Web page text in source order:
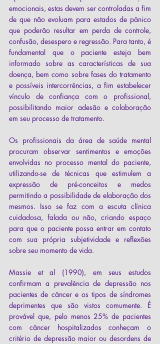
emocionais, estas devem ser controladas a fim
de que não evoluam para estados de pânico
que poderão resultar em perda de controle,
confusão, desespero e regressão. Para tanto, é
fundamental que o paciente esteja bem
informado sobre as características de sua
doença, bem como sobre fases do tratamento
e possíveis intercorrências, a fim estabelecer
vínculo de confiança com o profissional,
possibilitando maior adesão e colaboração
em seu processo de tratamento.
Os profissionais da área de saúde mental
procuram observar sentimentos e emoções
envolvidas no processo mental do paciente,
utilizando-se de técnicas que estimulem a
expressão de pré-conceitos e medos
permitindo a possibilidade de elaboração dos
mesmos. Isso se faz com a escuta clínica
cuidadosa, falada ou não, criando espaço
para que o paciente possa entrar em contato
com sua própria subjetividade e reflexões
sobre seu momento de vida.
Massie et al (1990), em seus estudos
confirmam a prevalência de depressão nos
pacientes de câncer e os tipos de síndromes
deprimentes que são vistos comumente. É
provável que, pelo menos 25% de pacientes
com câncer hospitalizados conheçam o
critério de depressão maior ou desordens de